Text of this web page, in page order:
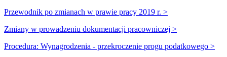
Przewodnik po zmianach w prawie pracy 2019 r. >
Zmiany w prowadzeniu dokumentacji pracowniczej >
Procedura: Wynagrodzenia - przekroczenie progu podatkowego >